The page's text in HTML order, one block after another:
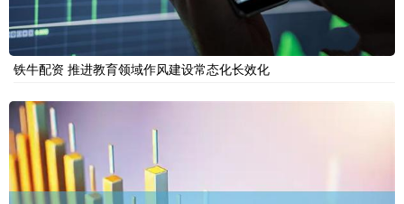
铁牛配资 推进教育领域作风建设常态化长效化